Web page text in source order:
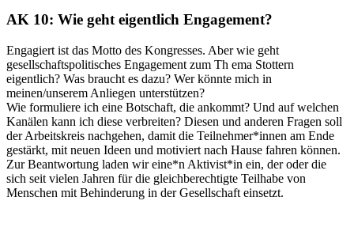
AK 10: Wie geht eigentlich Engagement?
Engagiert ist das Motto des Kongresses. Aber wie geht
gesellschaftspolitisches Engagement zum Th ema Stottern
eigentlich? Was braucht es dazu? Wer könnte mich in
meinen/unserem Anliegen unterstützen?
Wie formuliere ich eine Botschaft, die ankommt? Und auf welchen
Kanälen kann ich diese verbreiten? Diesen und anderen Fragen soll
der Arbeitskreis nachgehen, damit die Teilnehmer*innen am Ende
gestärkt, mit neuen Ideen und motiviert nach Hause fahren können.
Zur Beantwortung laden wir eine*n Aktivist*in ein, der oder die
sich seit vielen Jahren für die gleichberechtigte Teilhabe von
Menschen mit Behinderung in der Gesellschaft einsetzt.